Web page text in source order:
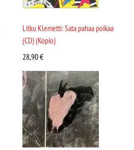
Litku Klemetti: Sata pahaa poikaa
(CD) (Kopio)
28,90€